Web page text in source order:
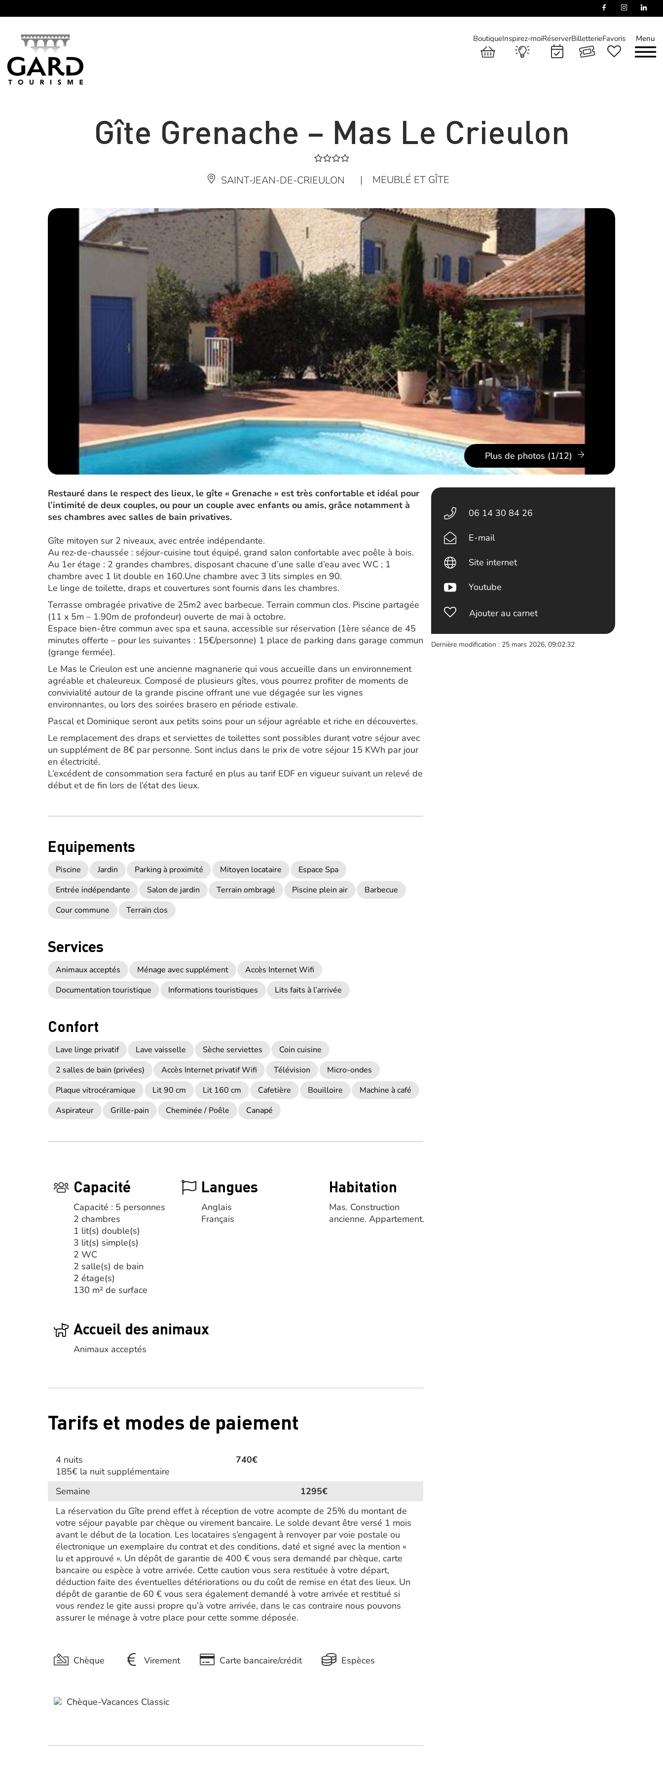
Menu
BoutiqueInspirez-moiRéserverBilletterieFavoris
Gîte Grenache – Mas Le Crieulon
SAINT-JEAN-DE-CRIEULON | MEUBLÉ ET GÎTE
Plus de photos (1/12)
Restauré dans le respect des lieux, le gîte « Grenache » est très confortable et idéal pour
l’intimité de deux couples, ou pour un couple avec enfants ou amis, grâce notamment à
ses chambres avec salles de bain privatives.
Gîte mitoyen sur 2 niveaux, avec entrée indépendante.
Au rez-de-chaussée : séjour-cuisine tout équipé, grand salon confortable avec poêle à bois.
Au 1er étage : 2 grandes chambres, disposant chacune d’une salle d’eau avec WC ; 1
chambre avec 1 lit double en 160.Une chambre avec 3 lits simples en 90.
Le linge de toilette, draps et couvertures sont fournis dans les chambres.
Terrasse ombragée privative de 25m2 avec barbecue. Terrain commun clos. Piscine partagée
(11 x 5m – 1.90m de profondeur) ouverte de mai à octobre.
Espace bien-être commun avec spa et sauna, accessible sur réservation (1ère séance de 45
minutes offerte – pour les suivantes : 15€/personne) 1 place de parking dans garage commun
(grange fermée).
Le Mas le Crieulon est une ancienne magnanerie qui vous accueille dans un environnement
agréable et chaleureux. Composé de plusieurs gîtes, vous pourrez profiter de moments de
convivialité autour de la grande piscine offrant une vue dégagée sur les vignes
environnantes, ou lors des soirées brasero en période estivale.
Pascal et Dominique seront aux petits soins pour un séjour agréable et riche en découvertes.
Le remplacement des draps et serviettes de toilettes sont possibles durant votre séjour avec
un supplément de 8€ par personne. Sont inclus dans le prix de votre séjour 15 KWh par jour
en électricité.
L’excédent de consommation sera facturé en plus au tarif EDF en vigueur suivant un relevé de
début et de fin lors de l’état des lieux.
Equipements
Piscine Jardin Parking à proximité Mitoyen locataire
Espace Spa
Entrée indépendante
Salon de jardin Terrain ombragé Piscine plein air
Barbecue
Cour commune
Terrain clos
Services
Animaux acceptés Ménage avec supplément
Accès Internet Wifi
Documentation touristique
Informations touristiques Lits faits à l’arrivée
Confort
Lave linge privatif Lave vaisselle Sèche serviettes
Coin cuisine
2 salles de bain (privées)
Accès Internet privatif Wifi Télévision
Micro-ondes
Plaque vitrocéramique
Lit 90 cm Lit 160 cm Cafetière Bouilloire
Machine à café
Aspirateur
Grille-pain Cheminée / Poêle Canapé
Capacité
Capacité : 5 personnes
2 chambres
1 lit(s) double(s)
3 lit(s) simple(s)
2 WC
2 salle(s) de bain
2 étage(s)
130 m² de surface
Langues
Anglais
Français
Habitation
Mas. Construction
ancienne.Appartement.
Accueil des animaux
Animaux acceptés
Tarifs et modes de paiement
4 nuits
740€
185€ la nuit supplémentaire
Semaine
1295€
La réservation du Gîte prend effet à réception de votre acompte de 25% du montant de
votre séjour payable par chèque ou virement bancaire. Le solde devant être versé 1 mois
avant le début de la location. Les locataires s’engagent à renvoyer par voie postale ou
électronique un exemplaire du contrat et des conditions, daté et signé avec la mention «
lu et approuvé ». Un dépôt de garantie de 400 € vous sera demandé par chèque, carte
bancaire ou espèce à votre arrivée. Cette caution vous sera restituée à votre départ,
déduction faite des éventuelles détériorations ou du coût de remise en état des lieux. Un
dépôt de garantie de 60 € vous sera également demandé à votre arrivée et restitué si
vous rendez le gite aussi propre qu’à votre arrivée, dans le cas contraire nous pouvons
assurer le ménage à votre place pour cette somme déposée.
Chèque Virement Carte bancaire/crédit Espèces
Chèque-Vacances Classic
06 14 30 84 26
E-mail
Site internet
Youtube
Ajouter au carnet
Dernière modification : 25 mars 2026, 09:02:32